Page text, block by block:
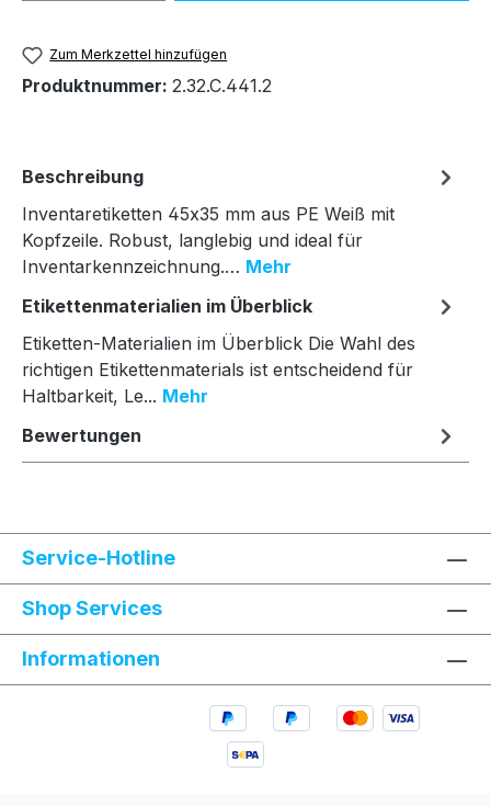
Zum Merkzettel hinzufügen
Produktnummer: 2.32.C.441.2
Beschreibung
Inventaretiketten 45x35 mm aus PE Weiß mit
Kopfzeile. Robust, langlebig und ideal für
Inventarkennzeichnung.… Mehr
Etikettenmaterialien im Überblick
Etiketten-Materialien im Überblick Die Wahl des
richtigen Etikettenmaterials ist entscheidend für
Haltbarkeit, Le... Mehr
Bewertungen
Service-Hotline
Shop Services
Informationen